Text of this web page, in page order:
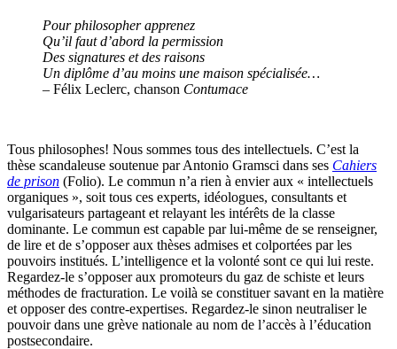
Pour philosopher apprenez
Qu’il faut d’abord la permission
Des signatures et des raisons
Un diplôme d’au moins une maison spécialisée…
– Félix Leclerc, chanson Contumace
Tous philosophes! Nous sommes tous des intellectuels. C’est la
thèse scandaleuse soutenue par Antonio Gramsci dans ses Cahiers
de prison (Folio). Le commun n’a rien à envier aux « intellectuels
organiques », soit tous ces experts, idéologues, consultants et
vulgarisateurs partageant et relayant les intérêts de la classe
dominante. Le commun est capable par lui-même de se renseigner,
de lire et de s’opposer aux thèses admises et colportées par les
pouvoirs institués. L’intelligence et la volonté sont ce qui lui reste.
Regardez-le s’opposer aux promoteurs du gaz de schiste et leurs
méthodes de fracturation. Le voilà se constituer savant en la matière
et opposer des contre-expertises. Regardez-le sinon neutraliser le
pouvoir dans une grève nationale au nom de l’accès à l’éducation
postsecondaire.